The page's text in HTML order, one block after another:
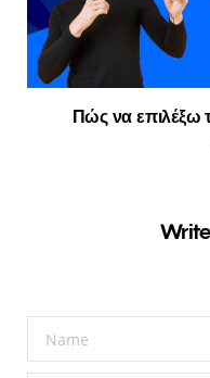
Πώς να επιλέξω